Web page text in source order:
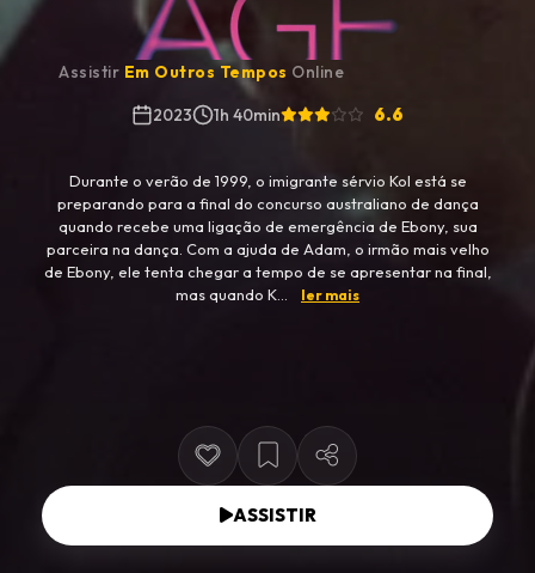
Assistir Em Outros Tempos Online
2023
1h 40min 6.6
Durante o verão de 1999, o imigrante sérvio Kol está se
preparando para a final do concurso australiano de dança
quando recebe uma ligação de emergência de Ebony, sua
parceira na dança. Com a ajuda de Adam, o irmão mais velho
de Ebony, ele tenta chegar a tempo de se apresentar na final,
mas quando K...
ler mais
ASSISTIR